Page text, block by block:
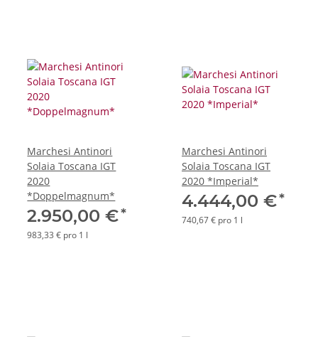
Marchesi Antinori
Solaia Toscana IGT
2020
*Doppelmagnum*
2.950,00 €*
983,33 € pro 1 l
Marchesi Antinori
Solaia Toscana IGT
2020 *Imperial*
4.444,00 €*
740,67 € pro 1 l